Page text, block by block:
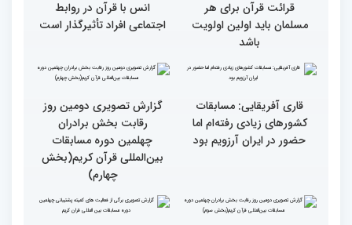
کسب موفقیت‌های متعدد
در زندگی یکی از تأثیرات
انس با قرآن است
انس با قرآن چراغ راه
است
قرائت قرآن برای هر
مسلمان باید اولین اولویت
انس با قرآن در روابط
اجتماعی افراد تأثیرگذار است